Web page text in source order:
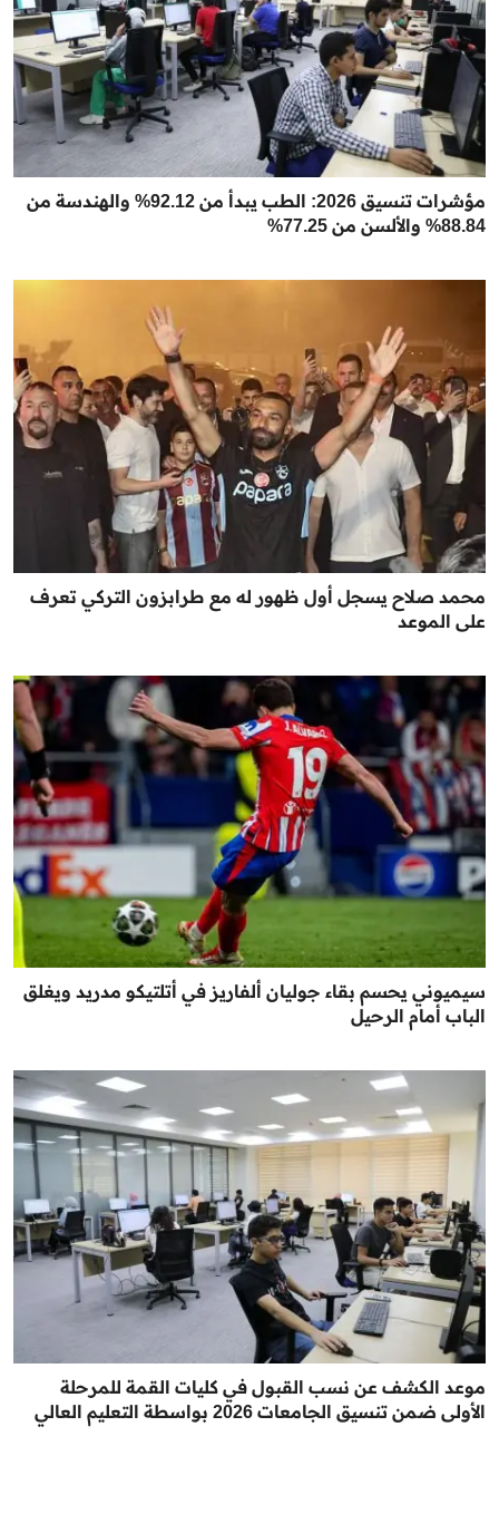
مؤشرات تنسيق 2026: الطب يبدأ من 92.12% والهندسة من
88.84% والألسن من 77.25%
محمد صلاح يسجل أول ظهور له مع طرابزون التركي تعرف
على الموعد
سيميوني يحسم بقاء جوليان ألفاريز في أتلتيكو مدريد ويغلق
الباب أمام الرحيل
موعد الكشف عن نسب القبول في كليات القمة للمرحلة
الأولى ضمن تنسيق الجامعات 2026 بواسطة التعليم العالي